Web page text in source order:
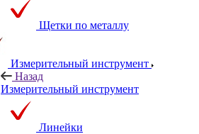
Щетки по металлу
Измерительный инструмент
Назад
Измерительный инструмент
Линейки